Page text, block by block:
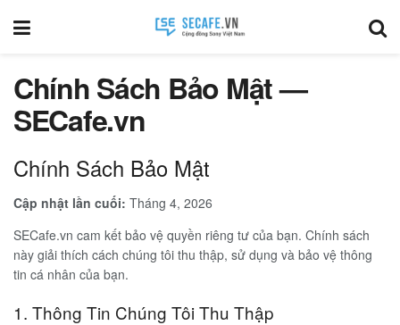
Chính Sách Bảo Mật —
SECafe.vn
Chính Sách Bảo Mật
Cập nhật lần cuối: Tháng 4, 2026
SECafe.vn cam kết bảo vệ quyền riêng tư của bạn. Chính sách
này giải thích cách chúng tôi thu thập, sử dụng và bảo vệ thông
tin cá nhân của bạn.
1. Thông Tin Chúng Tôi Thu Thập